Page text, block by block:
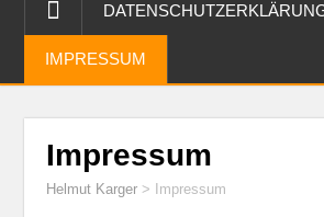
IMPRESSUM
Impressum
Helmut Karger > Impressum